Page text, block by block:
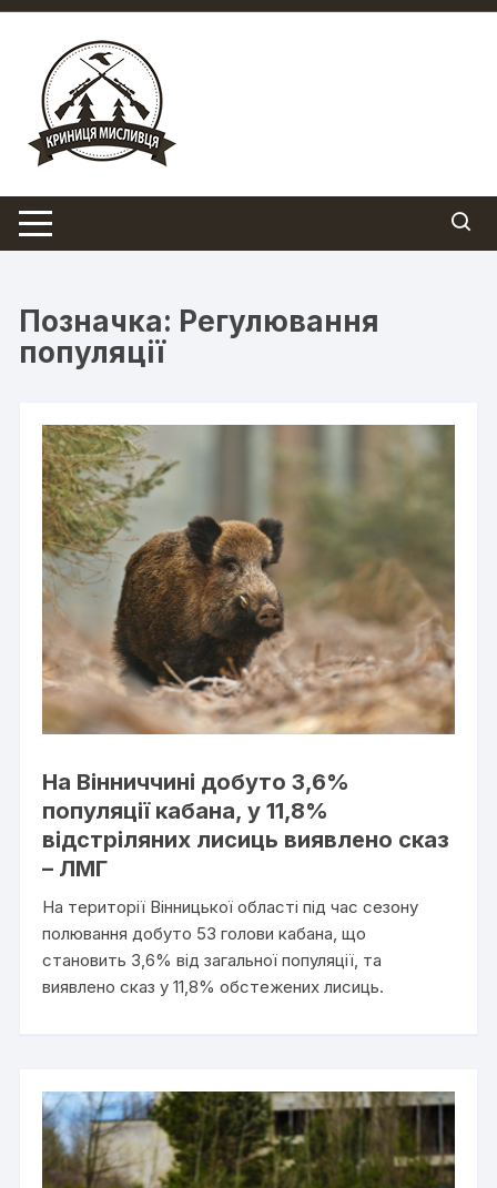
Перейти
вмісту
Позначка: Регулювання
популяції
На Вінниччині добуто 3,6%
популяції кабана, у 11,8%
відстріляних лисиць виявлено сказ
– ЛМГ
На території Вінницької області під час сезону
полювання добуто 53 голови кабана, що
становить 3,6% від загальної популяції, та
виявлено сказ у 11,8% обстежених лисиць.